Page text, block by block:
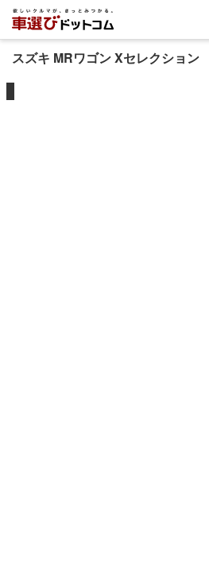
スズキ MRワゴン Xセレクション